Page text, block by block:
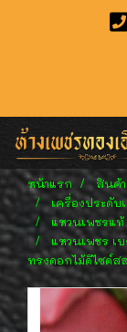
หน้าแรก
สินค้
เครื่องประดับ
แหวนเพชรแท้
แหวนเพชร เ
ทรงดอกไม้ดีไซด์ส